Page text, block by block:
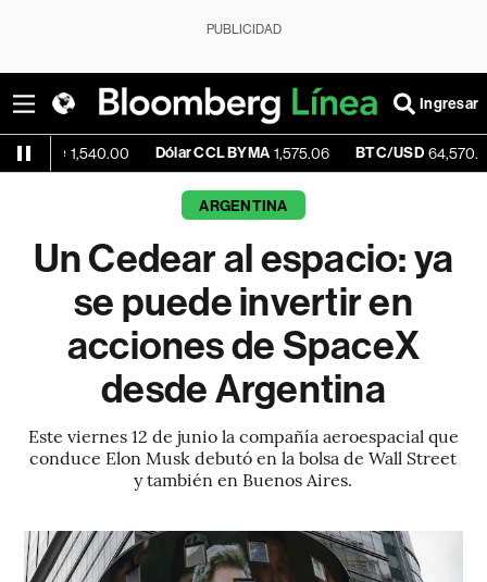
PUBLICIDAD
Ingresar
Dólar CCL BYMA 1,575.06 BTC/USD 64,570.95 -
ARGENTINA
Un Cedear al espacio: ya
se puede invertir en
acciones de SpaceX
desde Argentina
Este viernes 12 de junio la compañía aeroespacial que
conduce Elon Musk debutó en la bolsa de Wall Street
y también en Buenos Aires.